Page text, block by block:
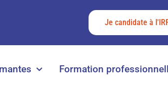
Je candidate à
Formation